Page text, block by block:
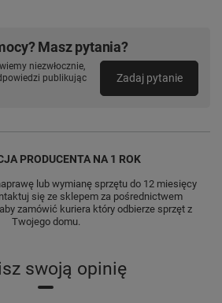
Masz pytania?
niezwłocznie,
publikując
Zadaj pytanie
PRODUCENTA NA 1 ROK
lub wymianę sprzętu do 12 miesięcy
się ze sklepem za pośrednictwem
zamówić kuriera który odbierze sprzęt z
Twojego domu.
swoją opinię